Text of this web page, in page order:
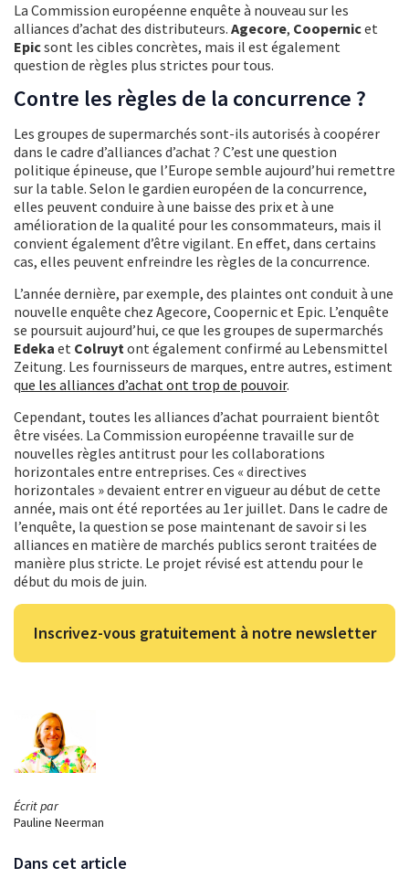
Écrit par
Pauline Neerman
Dans cet article
La Commission européenne enquête à nouveau sur les
alliances d’achat des distributeurs. Agecore, Coopernicet
Epicsont les cibles concrètes, mais il est également
question de règles plus strictes pour tous.
Contre les règles de la concurrence ?
Les groupes de supermarchés sont-ils autorisés à coopérer
dans le cadre d’alliances d’achat ? C’est une question
politique épineuse, que l’Europe semble aujourd’hui remettre
sur la table. Selon le gardien européen de la concurrence,
elles peuvent conduire à une baisse des prix et à une
amélioration de la qualité pour les consommateurs, mais il
convient également d’être vigilant. En effet, dans certains
cas, elles peuvent enfreindre les règles de la concurrence.
L’année dernière, par exemple, des plaintes ont conduit à une
nouvelle enquête chez Agecore, Coopernic et Epic. L’enquête
se poursuit aujourd’hui, ce que les groupes de supermarchés
Edeka et Colruytont également confirmé au Lebensmittel
Zeitung. Les fournisseurs de marques, entre autres, estiment
que les alliances d’achat ont trop de pouvoir.
Cependant, toutes les alliances d’achat pourraient bientôt
être visées. La Commission européenne travaille sur de
nouvelles règles antitrust pour les collaborations
horizontales entre entreprises. Ces « directives
horizontales » devaient entrer en vigueur au début de cette
année, mais ont été reportées au 1er juillet. Dans le cadre de
l’enquête, la question se pose maintenant de savoir si les
alliances en matière de marchés publics seront traitées de
manière plus stricte. Le projet révisé est attendu pour le
début du mois de juin.
Inscrivez-vous gratuitement à notre newsletter